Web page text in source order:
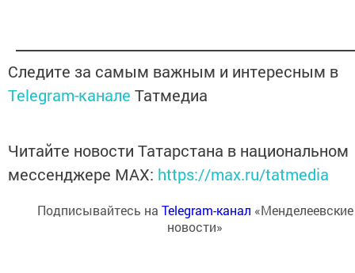
Следите за самым важным и интересным в
Telegram-канале Татмедиа
Читайте новости Татарстана в национальном
мессенджере MАХ: https://max.ru/tatmedia
Подписывайтесь на Telegram-канал «Менделеевские
новости»